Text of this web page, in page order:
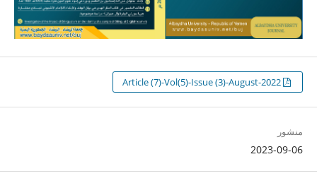
Article (7)-Vol(5)-Issue (3)-August-2022
منشور
2023-09-06